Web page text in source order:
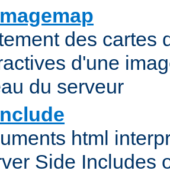
des cartes
d'une
du serveur
html
Side Includes